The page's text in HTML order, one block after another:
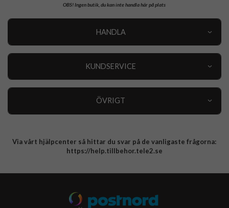
OBS!Ingen butik, du kan inte handla här på plats
HANDLA
KUNDSERVICE
ÖVRIGT
Integritetspolicy
Via vårt hjälpcenter så hittar du svar på de vanligaste frågorna:
https://help.tillbehor.tele2.se